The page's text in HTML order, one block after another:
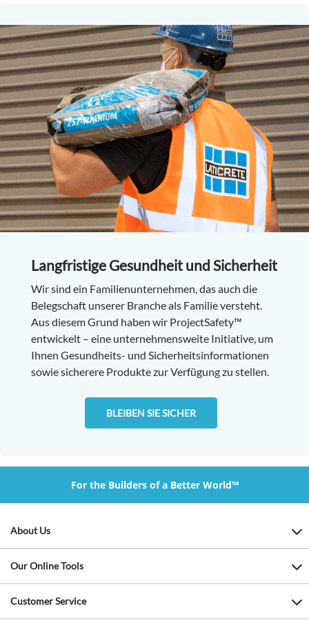
Langfristige Gesundheit und Sicherheit
Wir sind ein Familienunternehmen, das auch die
Belegschaft unserer Branche als Familie versteht.
Aus diesem Grund haben wir ProjectSafety™
entwickelt – eine unternehmensweite Initiative, um
Ihnen Gesundheits- und Sicherheitsinformationen
sowie sicherere Produkte zur Verfügung zu stellen.
BLEIBEN SIE SICHER
For the Builders of a Better World™
About Us
Our Online Tools
Customer Service